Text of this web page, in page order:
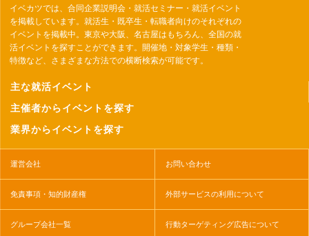
イベカツでは、合同企業説明会・就活セミナー・就活イベント
を掲載しています。就活生・既卒生・転職者向けのそれぞれの
イベントを掲載中。東京や大阪、名古屋はもちろん、全国の就
活イベントを探すことができます。開催地・対象学生・種類・
特徴など、さまざまな方法での横断検索が可能です。
主な就活イベント
主催者からイベントを探す
業界からイベントを探す
運営会社 お問い合わせ
免責事項・知的財産権 外部サービスの利用について
グループ会社一覧 行動ターゲティング広告について